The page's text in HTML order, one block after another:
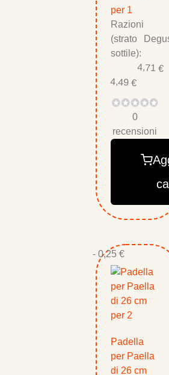
per 1
Razioni
(strato
sottile):
4,49 €
4,71 €
0
recensioni
- 0,25 €
Padella
per Paella
di 26 cm